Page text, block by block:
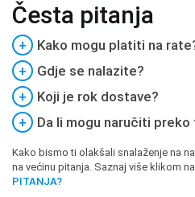
Česta pitanja
+
Kako mogu platiti na
+
Gdje se nalazite?
+
Koji je rok dostave?
+
Da li mogu naručiti preko
Kako bismo ti olakšali snalaženje na
na većinu pitanja. Saznaj više klikom
PITANJA?